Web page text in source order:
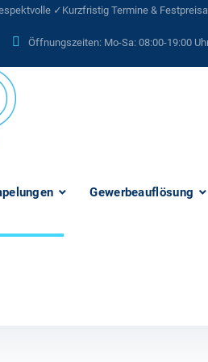
✓Kurzfristig Termine &
Öffnungszeiten: Mo-Sa: 08:00-19:00
Gewerbeauflösung